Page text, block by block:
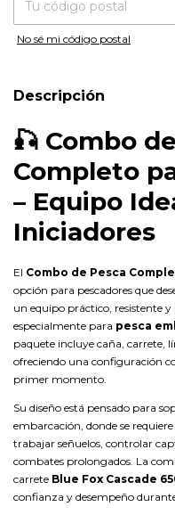
No sé mi código postal
Descripción
🎣 Combo
Completo
– Equipo
Iniciadores
El Combo de Pesca
opción para pescadores que
un equipo práctico, resistente
especialmente para pesca
paquete incluye caña, carrete,
ofreciendo una configuración
primer momento.
Su diseño está pensado para
embarcación, donde se
trabajar señuelos, controlar
combates prolongados. La
carrete Blue Fox Cascade
confianza y desempeño